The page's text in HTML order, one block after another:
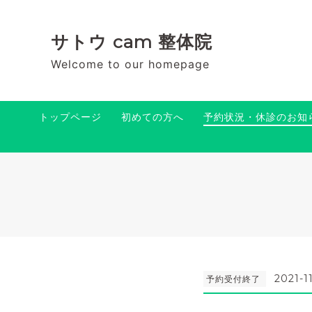
サトウ cam 整体院
Welcome to our homepage
トップページ 初めての方へ 予約状況・休診のお知
予約受付終了 2021-